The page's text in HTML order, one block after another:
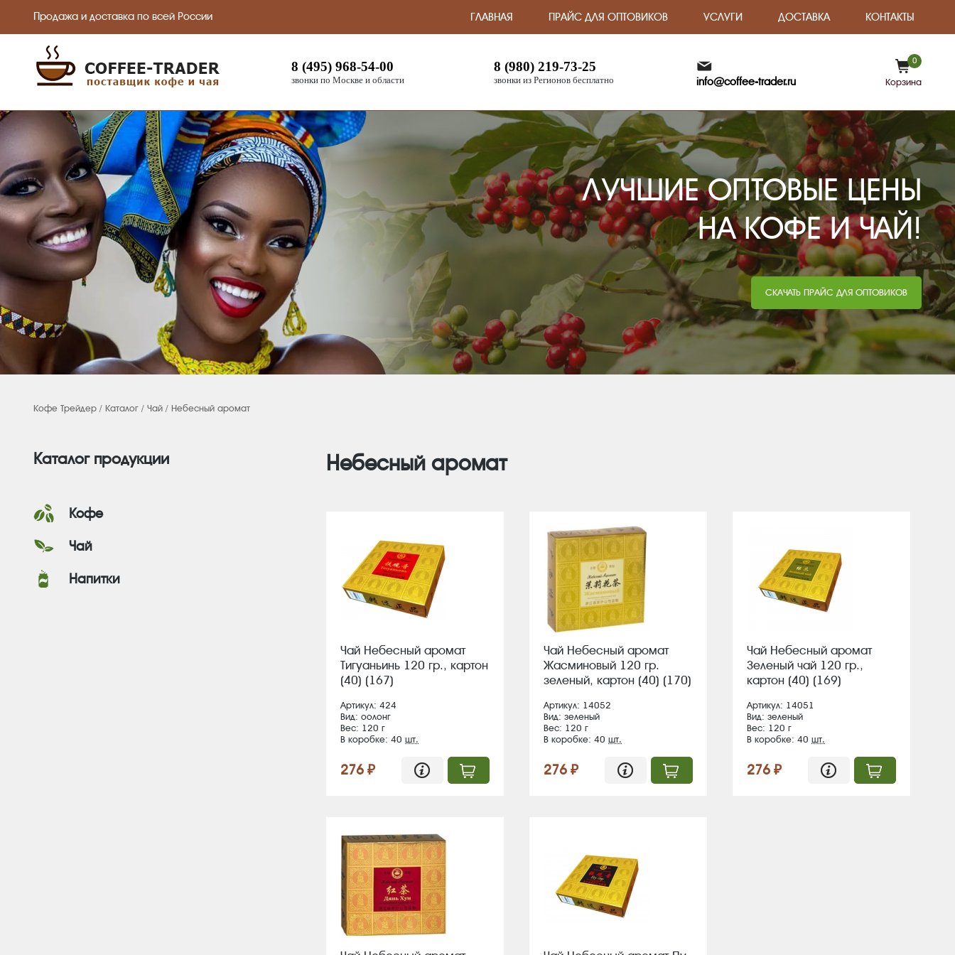
Продажа и доставка по всей России ГЛАВНАЯ ПРАЙС ДЛЯ ОПТОВИКОВ УСЛУГИ ДОСТАВКА КОНТАКТЫ
8 (495) 968-54-00
звонки по Москве и области
8 (980) 219-73-25
звонки из Регионов бесплатно info@coffee-trader.ru
0
Корзина
ЛУЧШИЕ ОПТОВЫЕ ЦЕНЫ
НА КОФЕ И ЧАЙ!
СКАЧАТЬ ПРАЙС ДЛЯ ОПТОВИКОВ
Кофе Трейдер / Каталог / Чай / Небесный аромат
Каталог продукции
Кофе
Чай
Напитки
Небесный аромат
Чай Небесный аромат
Тигуаньинь 120 гр., картон
(40) (167)
Артикул: 424
Вид: оолонг
Вес: 120 г
В коробке: 40 шт.
276 ₽
Чай Небесный аромат
Жасминовый 120 гр.
зеленый, картон (40) (170)
Артикул: 14052
Вид: зеленый
Вес: 120 г
В коробке: 40 шт.
276 ₽
Чай Небесный аромат
Зеленый чай 120 гр.,
картон (40) (169)
Артикул: 14051
Вид: зеленый
Вес: 120 г
В коробке: 40 шт.
276 ₽